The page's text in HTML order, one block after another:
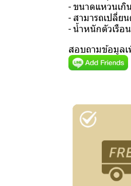
- ขนาดแหวนเกิ
- สามารถเปลี่ย
- น้ำหนักตัวเรื
สอบถามข้อมูล